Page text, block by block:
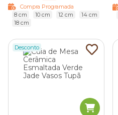
Compra Programada
8 cm
10 cm 12 cm
14 cm
18 cm
Desconto